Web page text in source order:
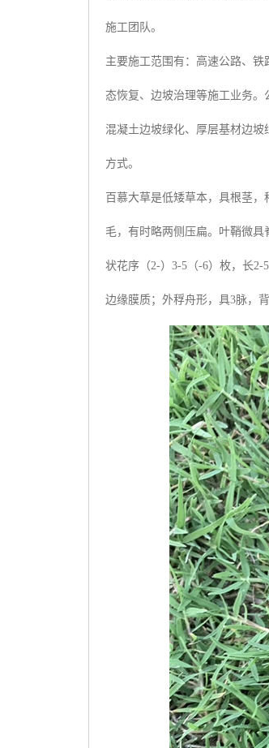
施工团队。
主要施工范围有：高速公路、
态恢复、边坡治理等施工业务
混凝土边坡绿化、厚层基材边
方式。
百慕大草是低矮草本，具根茎
毛，有时略两侧压扁。叶鞘微
状花序（2-）3-5（-6）枚，长
边缘膜质；外稃舟形，具3脉，